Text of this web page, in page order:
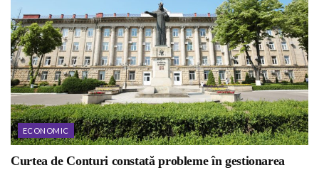
ECONOMIC
Curtea de Conturi constată probleme în gestionarea